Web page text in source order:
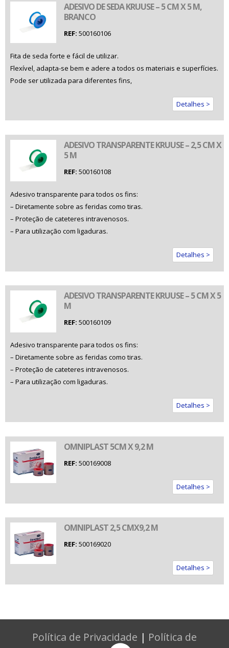
ADESIVO DE SEDA KRUUSE – 5 CM X 5 M,
BRANCO
REF: 500160106
Fita de seda forte e fácil de utilizar.
Flexível, adapta-se bem e adere a todos os materiais e superfícies.
Pode ser utilizada para diferentes fins,
Detalhes >
ADESIVO TRANSPARENTE KRUUSE – 2,5 CM X
5 M
REF: 500160108
Adesivo transparente para todos os fins:
– Diretamente sobre as feridas como tiras.
– Proteção de cateteres intravenosos.
– Para utilização com ligaduras.
Detalhes >
ADESIVO TRANSPARENTE KRUUSE – 5 CM X 5
M
REF: 500160109
Adesivo transparente para todos os fins:
– Diretamente sobre as feridas como tiras.
– Proteção de cateteres intravenosos.
– Para utilização com ligaduras.
Detalhes >
OMNIPLAST 5CM X 9,2 M
REF: 500169008
Detalhes >
OMNIPLAST 2,5 CMX9,2 M
REF: 500169020
Detalhes >
Política de Privacidade | Política de